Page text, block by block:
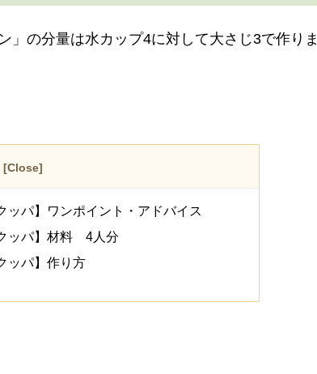
」の分量は水カップ4に対して大さじ3で作りま
ッパ】ワンポイント・アドバイス
ッパ】材料 4人分
ッパ】作り方